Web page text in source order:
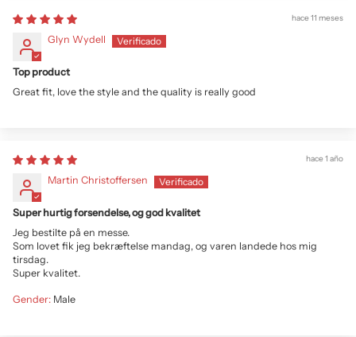
hace 11 meses
Glyn Wydell
Top product
Great fit, love the style and the quality is really good
hace 1 año
Martin Christoffersen
Super hurtig forsendelse, og god kvalitet
Jeg bestilte på en messe.
Som lovet fik jeg bekræftelse mandag, og varen landede hos mig
tirsdag.
Super kvalitet.
Gender: Male